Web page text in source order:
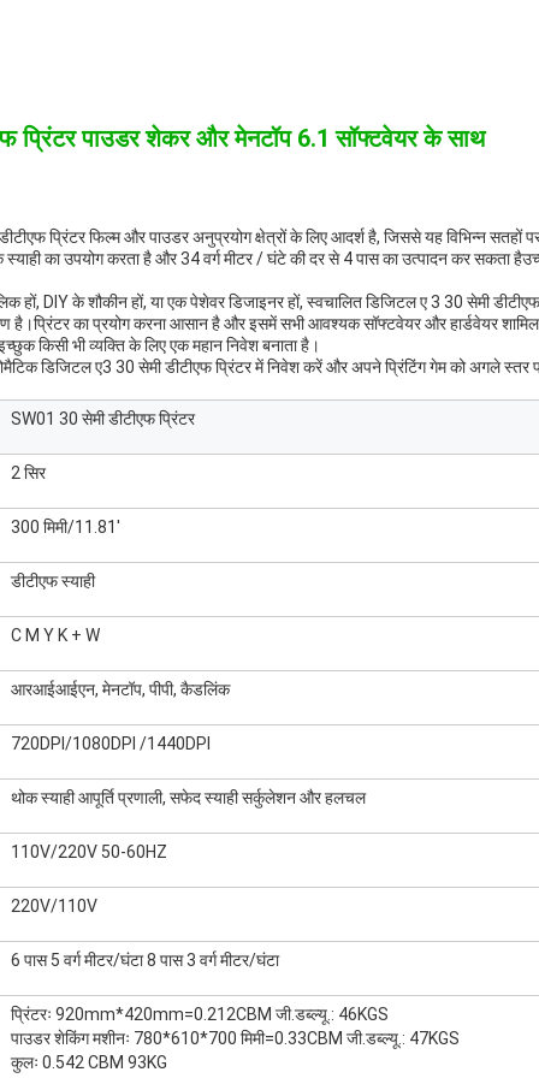
प्रिंटर पाउडर शेकर और मेनटॉप 6.1 सॉफ्टवेयर के साथ
प्रिंटर फिल्म और पाउडर अनुप्रयोग क्षेत्रों के लिए आदर्श है, जिससे यह विभिन्न सतहों
का उपयोग करता है और 34 वर्ग मीटर / घंटे की दर से 4 पास का उत्पादन कर सकता
हों, DIY के शौकीन हों, या एक पेशेवर डिजाइनर हों, स्वचालित डिजिटल ए 3 30 सेमी
का प्रयोग करना आसान है और इसमें सभी आवश्यक सॉफ्टवेयर और हार्डवेयर शामिल
किसी भी व्यक्ति के लिए एक महान निवेश बनाता है।
डिजिटल ए3 30 सेमी डीटीएफ प्रिंटर में निवेश करें और अपने प्रिंटिंग गेम को अगले स्तर
SW01 30 सेमी डीटीएफ प्रिंटर
2 सिर
300 मिमी/11.81'
डीटीएफ स्याही
C M Y K + W
आरआईआईएन, मेनटॉप, पीपी, कैडलिंक
720DPI/1080DPI /1440DPI
थोक स्याही आपूर्ति प्रणाली, सफेद स्याही सर्कुलेशन और हलचल
110V/220V 50-60HZ
220V/110V
6 पास 5 वर्ग मीटर/घंटा 8 पास 3 वर्ग मीटर/घंटा
प्रिंटरः 920mm*420mm=0.212CBM जी.डब्ल्यू.: 46KGS
पाउडर शेकिंग मशीनः 780*610*700 मिमी=0.33CBM जी.डब्ल्यू.: 47KGS
कुलः 0.542 CBM 93KG